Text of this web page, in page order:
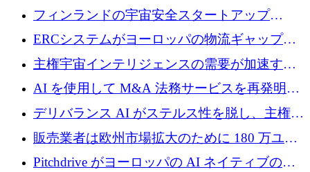
に 1,500 万ドルを確保
フィンランドの宇宙安全スタートアップ
Aavuus が、スペースデブリ追跡に取り組むプ
レシード資金を獲得
ERCシステムがヨーロッパの物流ギャップを
埋めるために設計された重量物運搬用eVTOL
であるVictorを発表
主権宇宙インテリジェンスの需要が加速する
中、ICEYEは評価額100億ユーロ以上で4億
AI を使用して M&A 法務サービスを再発明す
るために 110 万ユーロを適切に確保
デリバランス AI がステルス性を脱し、主権の
あるエンタープライズ AI を強化
販売業者は欧州市場拡大のために 180 万ユー
ロを確保
Pitchdrive がヨーロッパの AI ネイティブの創